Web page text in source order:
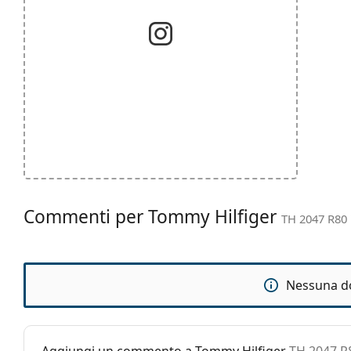
Commenti per Tommy Hilfiger TH 2047 R80
Nessuna